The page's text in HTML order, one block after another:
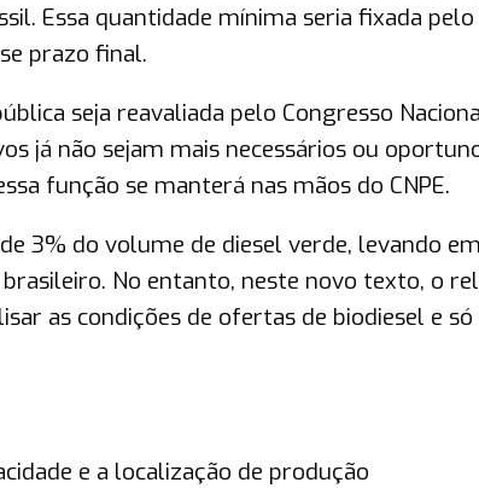
Essa quantidade mínima seria fixada pelo
prazo final.
seja reavaliada pelo Congresso
já não sejam mais necessários ou
função se manterá nas mãos do CNPE.
3% do volume de diesel verde, levando em
No entanto, neste novo texto, o
as condições de ofertas de biodiesel e só
e a localização de produção